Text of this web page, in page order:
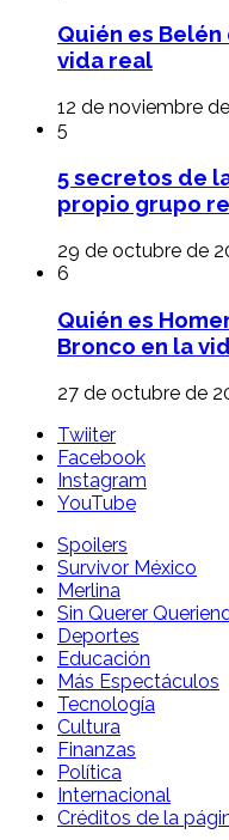
Quién es
vida real
12 de noviembre
5
5 secretos de
propio grupo
29 de octubre de
6
Quién es
Bronco en la
27 de octubre de
Twiiter
Facebook
Instagram
YouTube
Spoilers
Survivor México
Merlina
Sin Querer
Deportes
Educación
Más Espectáculos
Tecnología
Cultura
Finanzas
Política
Internacional
Créditos de la